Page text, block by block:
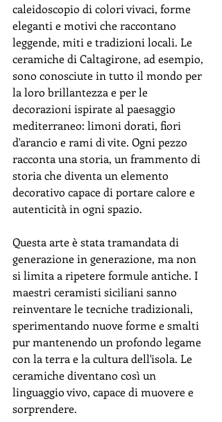
caleidoscopio di colori vivaci, forme
eleganti e motivi che raccontano
leggende, miti e tradizioni locali. Le
ceramiche di Caltagirone, ad esempio,
sono conosciute in tutto il mondo per
la loro brillantezza e per le
decorazioni ispirate al paesaggio
mediterraneo: limoni dorati, fiori
d'arancio e rami di vite. Ogni pezzo
racconta una storia, un frammento di
storia che diventa un elemento
decorativo capace di portare calore e
autenticità in ogni spazio.
Questa arte è stata tramandata di
generazione in generazione, ma non
si limita a ripetere formule antiche. I
maestri ceramisti siciliani sanno
reinventare le tecniche tradizionali,
sperimentando nuove forme e smalti
pur mantenendo un profondo legame
con la terra e la cultura dell'isola. Le
ceramiche diventano così un
linguaggio vivo, capace di muovere e
sorprendere.